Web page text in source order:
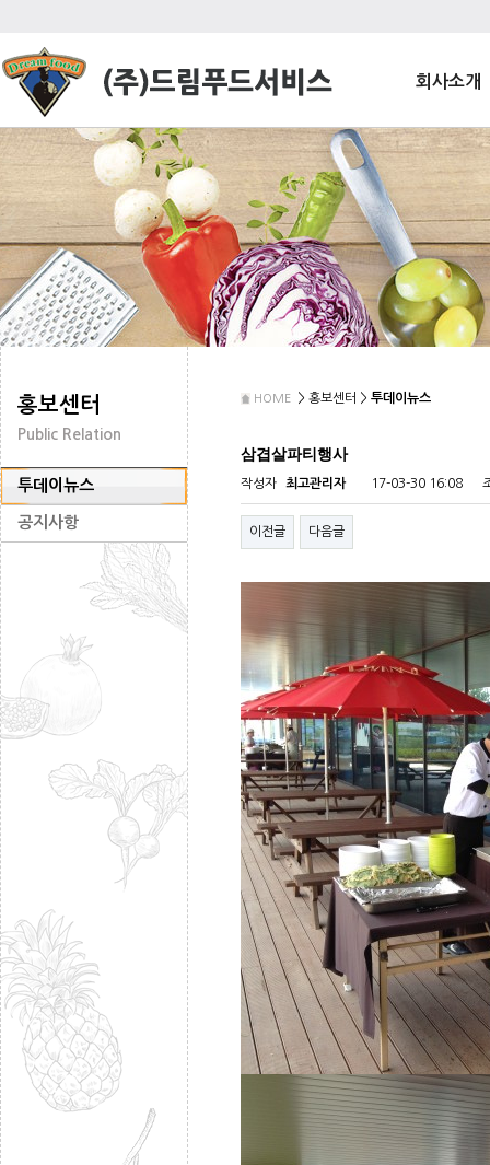
회사소개
홍보센터
Public Relation
투데이뉴스
공지사항
HOME > 홍보센터 > 투데이뉴스
삼겹살파티행사
작성자 최고관리자 17-03-30 16:08
이전글 다음글